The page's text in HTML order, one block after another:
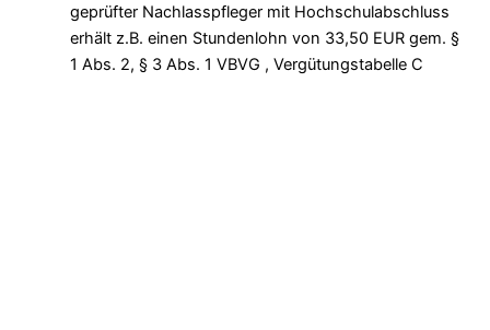
geprüfter Nachlasspfleger mit Hochschulabschluss
erhält z.B. einen Stundenlohn von 33,50 EUR gem. §
1 Abs. 2, § 3 Abs. 1 VBVG , Vergütungstabelle C